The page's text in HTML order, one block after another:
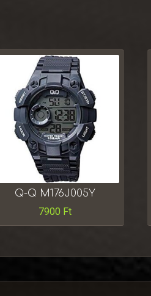
Q-Q M176J005Y
7900 Ft